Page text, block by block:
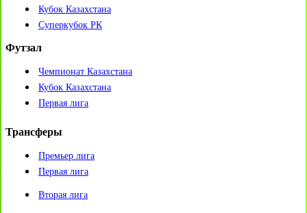
Кубок Казахстана
Суперкубок РК
Футзал
Чемпионат Казахстана
Кубок Казахстана
Первая лига
Трансферы
Премьер лига
Первая лига
Вторая лига